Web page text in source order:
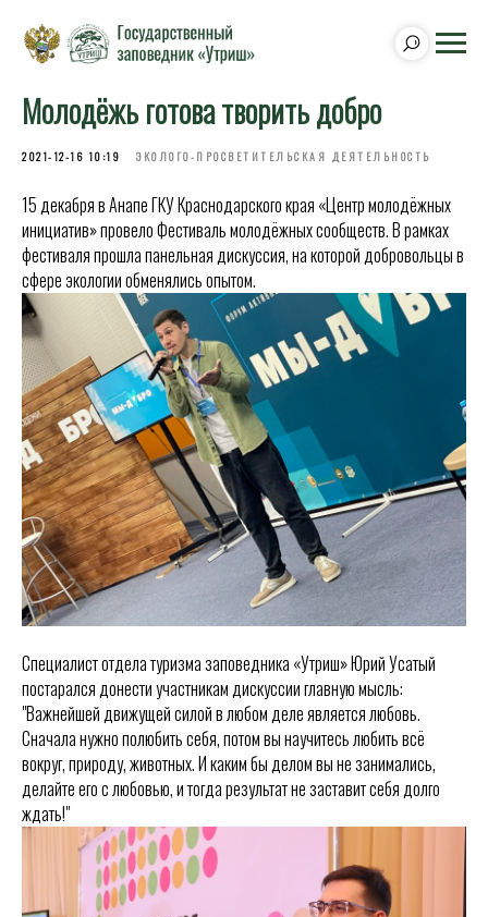
Молодёжь готова творить добро
2021-12-16 10:19 ЭКОЛОГО-ПРОСВЕТИТЕЛЬСКАЯ ДЕЯТЕЛЬНОСТЬ
15 декабря в Анапе ГКУ Краснодарского края «Центр молодёжных
инициатив» провело Фестиваль молодёжных сообществ. В рамках
фестиваля прошла панельная дискуссия, на которой добровольцы в
сфере экологии обменялись опытом.
Специалист отдела туризма заповедника «Утриш» Юрий Усатый
постарался донести участникам дискуссии главную мысль:
"Важнейшей движущей силой в любом деле является любовь.
Сначала нужно полюбить себя, потом вы научитесь любить всё
вокруг, природу, животных. И каким бы делом вы не занимались,
делайте его с любовью, и тогда результат не заставит себя долго
ждать!"